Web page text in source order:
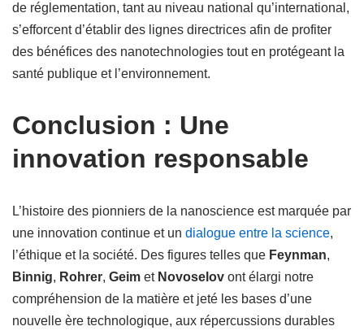
de réglementation, tant au niveau national qu’international,
s’efforcent d’établir des lignes directrices afin de profiter
des bénéfices des nanotechnologies tout en protégeant la
santé publique et l’environnement.
Conclusion : Une
innovation responsable
L’histoire des pionniers de la nanoscience est marquée par
une innovation continue et un dialogue entre la science,
l’éthique et la société. Des figures telles que Feynman,
Binnig, Rohrer, Geim et Novoselov ont élargi notre
compréhension de la matière et jeté les bases d’une
nouvelle ère technologique, aux répercussions durables